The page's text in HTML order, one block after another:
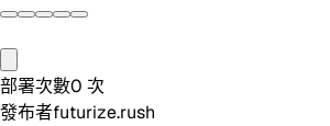
部署次數0 次
發布者futurize.rush